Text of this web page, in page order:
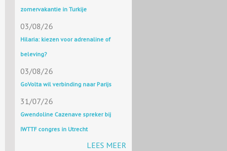
zomervakantie in Turkije
03/08/26
Hilaria: kiezen voor adrenaline of
beleving?
03/08/26
GoVolta wil verbinding naar Parijs
31/07/26
Gwendoline Cazenave spreker bij
IWTTF congres in Utrecht
LEES MEER